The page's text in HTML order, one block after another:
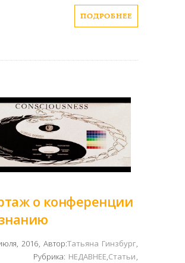
ПОДРОБНЕЕ
о конференции
2016, Автор:Татьяна Гинзбург,
Рубрика: НЕДАВНЕЕ,Статьи,